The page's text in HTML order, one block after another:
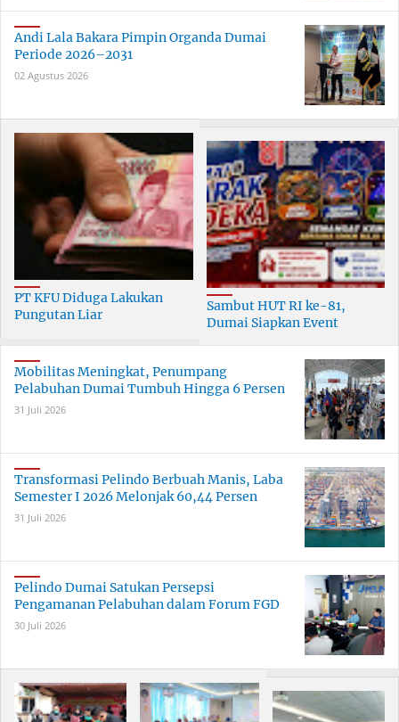
Andi Lala Bakara Pimpin Organda Dumai
Periode 2026–2031
02 Agustus 2026
PT KFU Diduga Lakukan
Pungutan Liar
Dumai
Sambut HUT RI ke-81,
Dumai Siapkan Event
Mobilitas Meningkat, Penumpang
Pelabuhan Dumai Tumbuh Hingga 6 Persen
31 Juli 2026
Transformasi Pelindo Berbuah Manis, Laba
Semester I 2026 Melonjak 60,44 Persen
31 Juli 2026
Pelindo Dumai Satukan Persepsi
Pengamanan Pelabuhan dalam Forum FGD
30 Juli 2026